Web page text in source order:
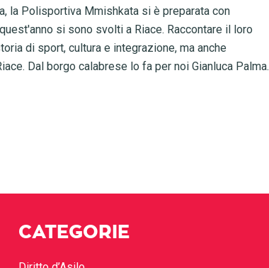
la Polisportiva Mmishkata si è preparata con
si sono svolti a Riace. Raccontare il loro
di sport, cultura e integrazione, ma anche
Dal borgo calabrese lo fa per noi Gianluca Palma.
CATEGORIE